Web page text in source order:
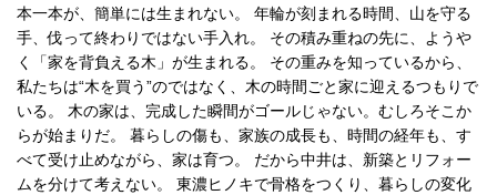
本一本が、簡単には生まれない。 年輪が刻まれる時間、山を守る
手、伐って終わりではない手入れ。 その積み重ねの先に、ようや
く「家を背負える木」が生まれる。 その重みを知っているから、
私たちは“木を買う”のではなく、木の時間ごと家に迎えるつもりで
いる。 木の家は、完成した瞬間がゴールじゃない。むしろそこか
らが始まりだ。 暮らしの傷も、家族の成長も、時間の経年も、す
べて受け止めながら、家は育つ。 だから中井は、新築とリフォー
ムを分けて考えない。 東濃ヒノキで骨格をつくり、暮らしの変化